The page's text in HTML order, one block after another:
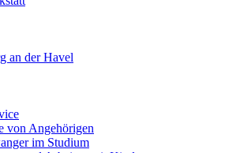
an der Havel
von Angehörigen
im Studium